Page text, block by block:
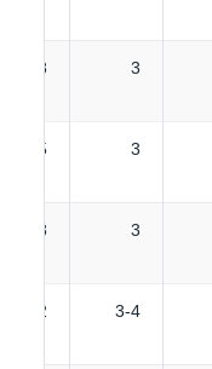
3
38 €
3
45 €
3
48 €
3-4
72 €